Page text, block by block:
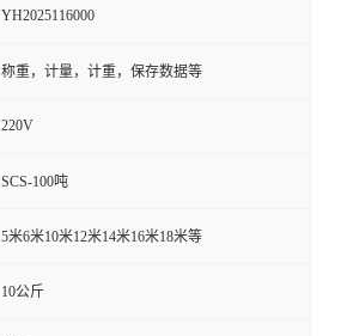
YH2025116000
称重，计量，计重，保存数据等
220V
SCS-100吨
5米6米10米12米14米16米18米等
10公斤